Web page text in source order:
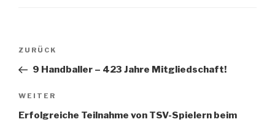
ZURÜCK
9 Handballer – 423 Jahre Mitgliedschaft!
WEITER
Erfolgreiche Teilnahme von TSV-Spielern beim